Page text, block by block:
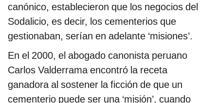
canónico, establecieron que los negocios del
Sodalicio, es decir, los cementerios que
gestionaban, serían en adelante ‘misiones’.
En el 2000, el abogado canonista peruano
Carlos Valderrama encontró la receta
ganadora al sostener la ficción de que un
cementerio puede ser una ‘misión’, cuando